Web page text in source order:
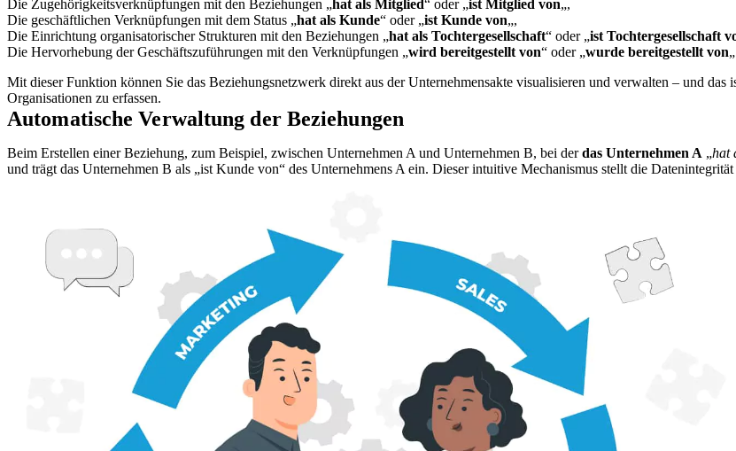
Die Zugehörigkeitsverknüpfungen mit den Beziehungen „hat als Mitglied“ oder „ist Mitglied von„,
Die geschäftlichen Verknüpfungen mit dem Status „hat als Kunde“ oder „ist Kunde von„,
Die Einrichtung organisatorischer Strukturen mit den Beziehungen „hat als Tochtergesellschaft“ oder „ist Tochtergesellschaft
Die Hervorhebung der Geschäftszuführungen mit den Verknüpfungen „wird bereitgestellt von“ oder „wurde bereitgestellt von
Mit dieser Funktion können Sie das Beziehungsnetzwerk direkt aus der Unternehmensakte visualisieren und verwalten – und
Organisationen zu erfassen.
Automatische Verwaltung der Beziehungen
Beim Erstellen einer Beziehung, zum Beispiel, zwischen Unternehmen A und Unternehmen B, bei derdas Unternehmen A „hat
und trägt das Unternehmen B als „ist Kunde von“ des Unternehmens A ein. Dieser intuitive Mechanismus stellt die